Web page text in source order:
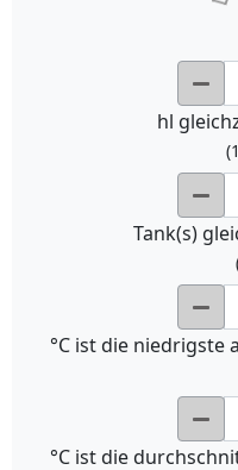
hl
Tank(s)
°C ist die
°C ist die